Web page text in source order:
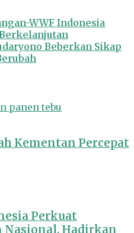
WWF Indonesia
Beberkan Sikap
Kementan Percepat
Perkuat
Hadirkan